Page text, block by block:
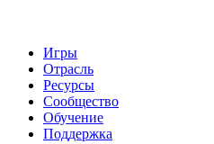
Игры
Отрасль
Ресурсы
Сообщество
Обучение
Поддержка